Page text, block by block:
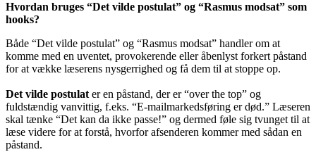
Hvordan bruges “Det vilde postulat” og “Rasmus modsat” som
hooks?
Både “Det vilde postulat” og “Rasmus modsat” handler om at
komme med en uventet, provokerende eller åbenlyst forkert påstand
for at vække læserens nysgerrighed og få dem til at stoppe op.
Det vilde postulater en påstand, der er “over the top” og
fuldstændig vanvittig, f.eks. “E-mailmarkedsføring er død.” Læseren
skal tænke “Det kan da ikke passe!” og dermed føle sig tvunget til at
læse videre for at forstå, hvorfor afsenderen kommer med sådan en
påstand.